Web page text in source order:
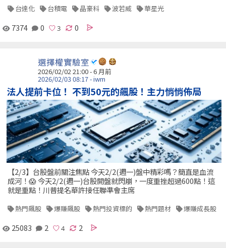
台達化 台積電 晶豪科 波若威 華星光
7374 0 0
選擇權實驗室
2026/02/02 21:00 - 6 月前
2026/02/03 08:17 - iwm
法人提前卡位！ 不到50元的飆股！主力悄悄佈局
【2/3】台股盤前關注焦點 今天2/2(週一)盤中精彩嗎？簡直是血流
成河！😱 今天2/2(週一)台股開盤就閃崩，一度重挫超過600點！這
就是重點！川普提名華許接任聯準會主席
熱門飆股 爆賺飆股 熱門投資標的 熱門題材 爆賺成長股
25083 2 2